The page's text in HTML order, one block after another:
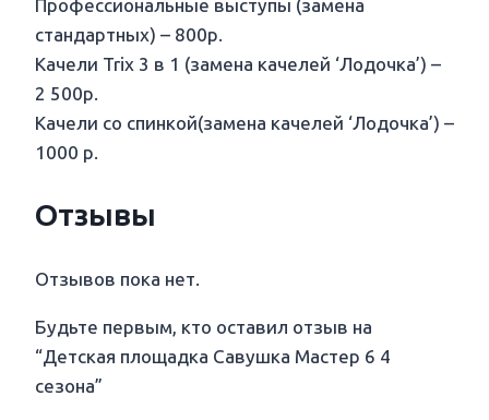
Профессиональные выступы (замена
стандартных) – 800р.
Качели Trix 3 в 1 (замена качелей ‘Лодочка’) –
2 500р.
Качели со спинкой(замена качелей ‘Лодочка’) –
1000 р.
Отзывы
Отзывов пока нет.
Будьте первым, кто оставил отзыв на
“Детская площадка Савушка Мастер 6 4
сезона”